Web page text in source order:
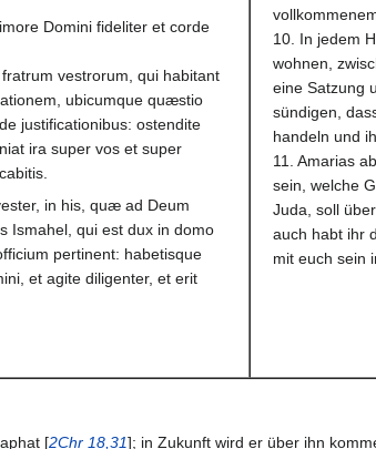
Domini fideliter et corde
vestrorum, qui habitant
ubicumque quæstio
justificationibus: ostendite
ira super vos et super
in his, quæ ad Deum
Ismahel, qui est dux in domo
pertinent: habetisque
et agite diligenter, et erit
10. In jedem
wohnen,
eine Satzung
sündigen,
handeln und
11. Amarias
sein, welche
Juda, soll
auch habt ihr
mit euch sein
[2Chr 18,31]; in Zukunft wird er über ihn